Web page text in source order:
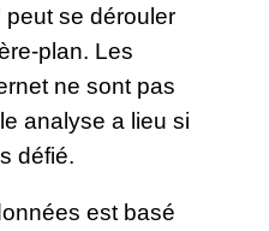
se dérouler
plan. Les
ne sont pas
analyse a lieu si
défié.
est basé